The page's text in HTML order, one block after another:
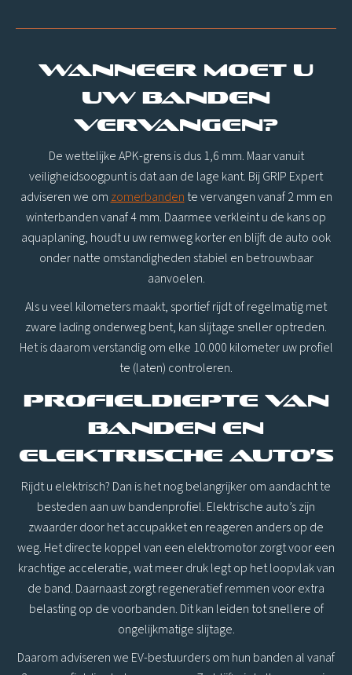
Wanneer moet u
uw banden
vervangen?
De wettelijke APK-grens is dus 1,6 mm. Maar vanuit
veiligheidsoogpunt is dat aan de lage kant. Bij GRIP Expert
adviseren we om zomerbanden te vervangen vanaf 2 mm en
winterbanden vanaf 4 mm. Daarmee verkleint u de kans op
aquaplaning, houdt u uw remweg korter en blijft de auto ook
onder natte omstandigheden stabiel en betrouwbaar
aanvoelen.
Als u veel kilometers maakt, sportief rijdt of regelmatig met
zware lading onderweg bent, kan slijtage sneller optreden.
Het is daarom verstandig om elke 10.000 kilometer uw profiel
te (laten) controleren.
Profieldiepte van
banden en
elektrische auto’s
Rijdt u elektrisch? Dan is het nog belangrijker om aandacht te
besteden aan uw bandenprofiel. Elektrische auto’s zijn
zwaarder door het accupakket en reageren anders op de
weg. Het directe koppel van een elektromotor zorgt voor een
krachtige acceleratie, wat meer druk legt op het loopvlak van
de band. Daarnaast zorgt regeneratief remmen voor extra
belasting op de voorbanden. Dit kan leiden tot snellere of
ongelijkmatige slijtage.
Daarom adviseren we EV-bestuurders om hun banden al vanaf